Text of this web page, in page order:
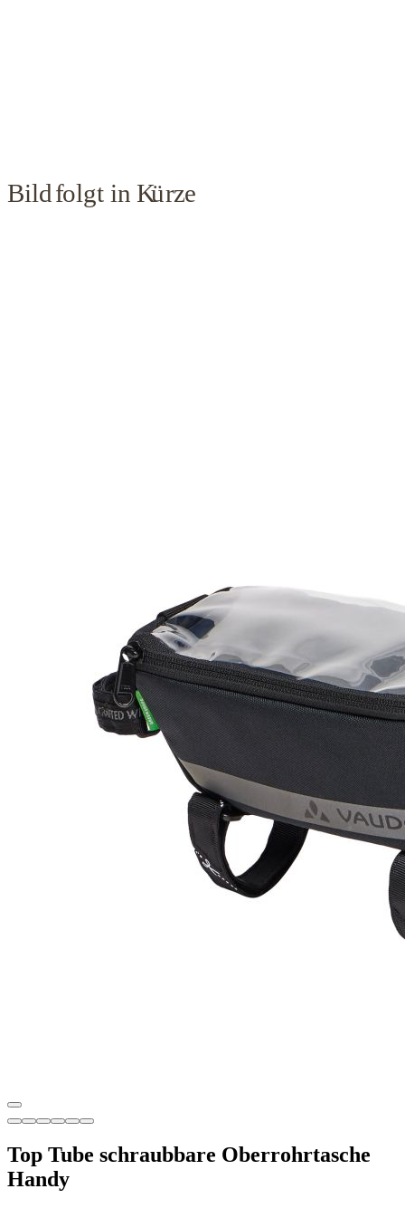
Top Tube schraubbare Oberrohrtasche
Handy